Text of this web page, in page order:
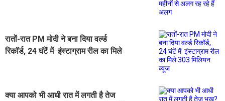
रातों-रात PM मोदी ने बना दिया वर्ल्ड
रिकॉर्ड, 24 घंटें में इंस्टाग्राम रील का मिले
क्या आपको भी आधी रात में लगती है तेज